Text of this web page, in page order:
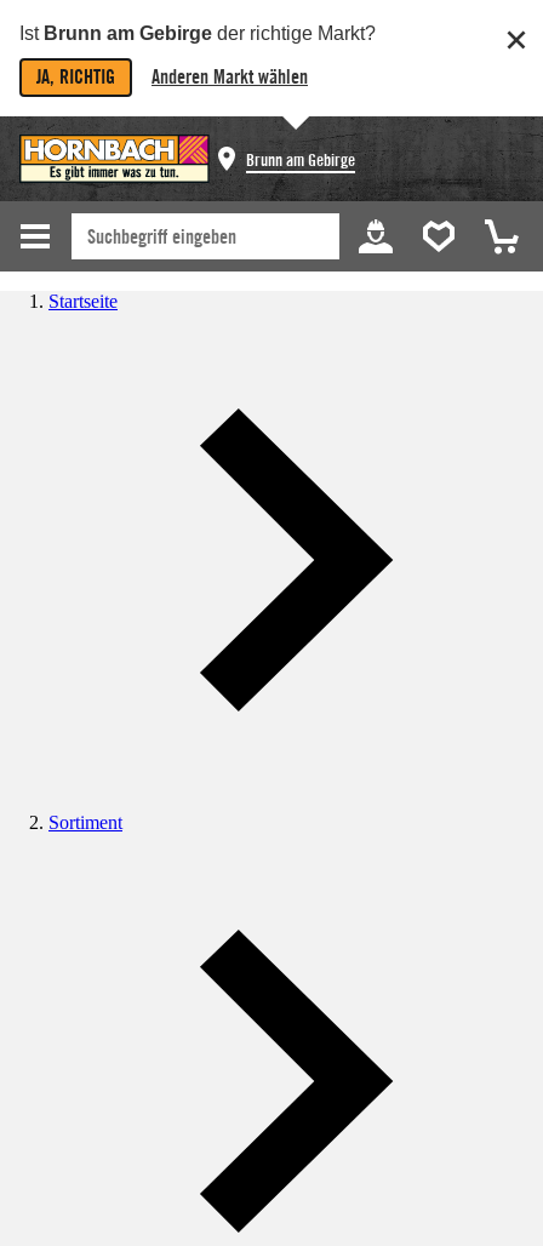
Ist Brunn am Gebirge der richtige Markt?
JA, RICHTIG Anderen Markt wählen
Brunn am Gebirge
Startseite
Sortiment